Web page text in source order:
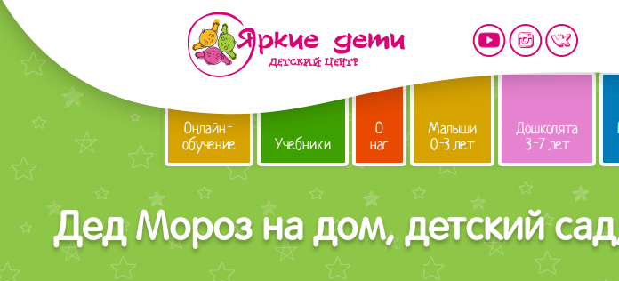
Онлайн-
обучение Учебники
О
нас
Малыши
0-3 лет
Дошколята
3-7 лет
Дед Мороз на дом, детский